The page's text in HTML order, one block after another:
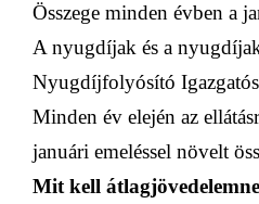
Összege minden évben a
A nyugdíjak és a
Nyugdíjfolyósító
Minden év elején az
januári emeléssel növelt
Mit kell